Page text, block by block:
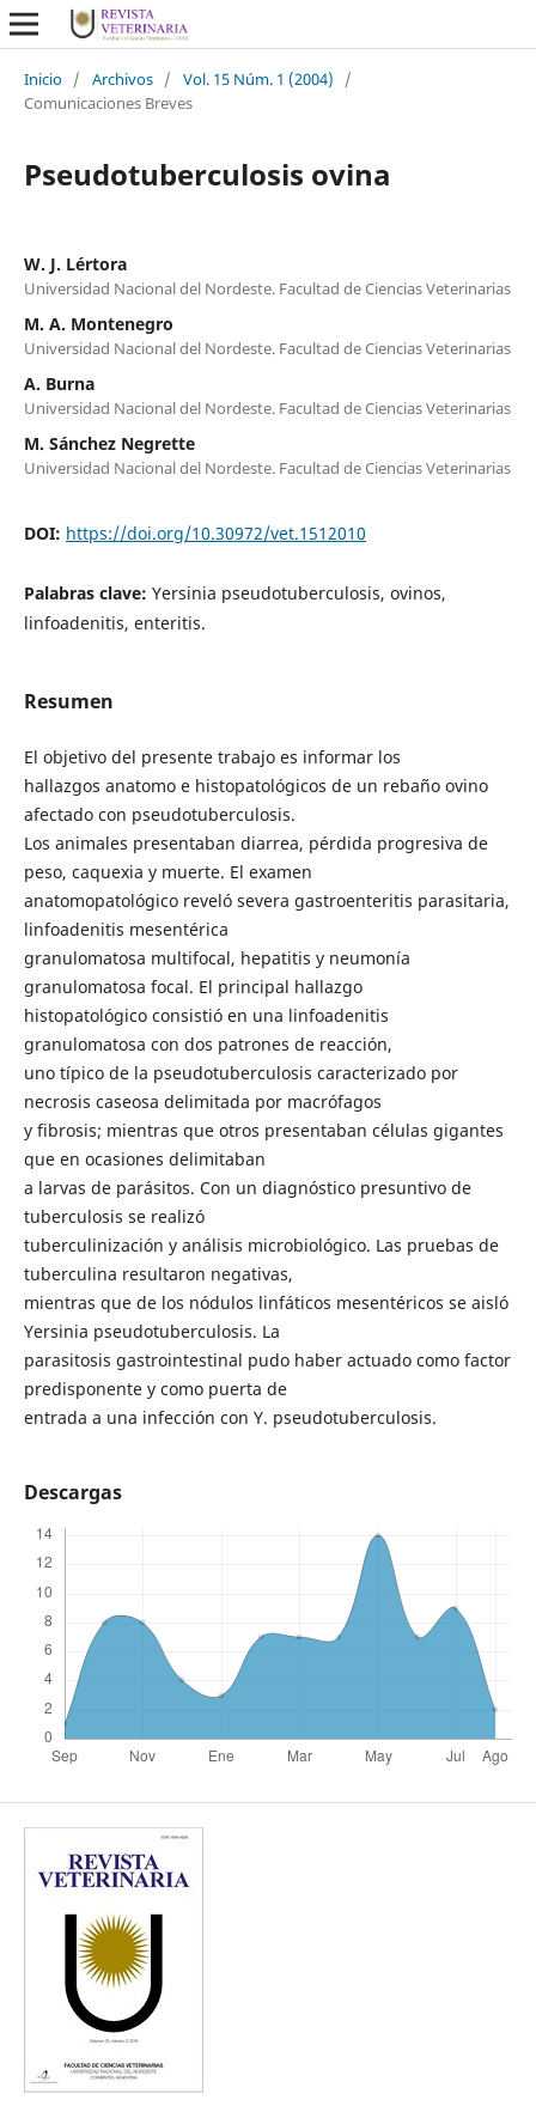
Inicio / Archivos / Vol. 15 Núm. 1 (2004)
/
Comunicaciones Breves
Pseudotuberculosis ovina
W. J. Lértora
Universidad Nacional del Nordeste. Facultad de Ciencias Veterinarias
M. A. Montenegro
Universidad Nacional del Nordeste. Facultad de Ciencias Veterinarias
A. Burna
Universidad Nacional del Nordeste. Facultad de Ciencias Veterinarias
M. Sánchez Negrette
Universidad Nacional del Nordeste. Facultad de Ciencias Veterinarias
DOI: https://doi.org/10.30972/vet.1512010
Palabras clave: Yersinia pseudotuberculosis, ovinos,
linfoadenitis, enteritis.
Resumen
El objetivo del presente trabajo es informar los
hallazgos anatomo e histopatológicos de un rebaño ovino
afectado con pseudotuberculosis.
Los animales presentaban diarrea, pérdida progresiva de
peso, caquexia y muerte. El examen
anatomopatológico reveló severa gastroenteritis parasitaria,
linfoadenitis mesentérica
granulomatosa multifocal, hepatitis y neumonía
granulomatosa focal. El principal hallazgo
histopatológico consistió en una linfoadenitis
granulomatosa con dos patrones de reacción,
uno típico de la pseudotuberculosis caracterizado por
necrosis caseosa delimitada por macrófagos
y fibrosis; mientras que otros presentaban células gigantes
que en ocasiones delimitaban
a larvas de parásitos. Con un diagnóstico presuntivo de
tuberculosis se realizó
tuberculinización y análisis microbiológico. Las pruebas de
tuberculina resultaron negativas,
mientras que de los nódulos linfáticos mesentéricos se aisló
Yersinia pseudotuberculosis. La
parasitosis gastrointestinal pudo haber actuado como factor
predisponente y como puerta de
entrada a una infección con Y. pseudotuberculosis.
Descargas